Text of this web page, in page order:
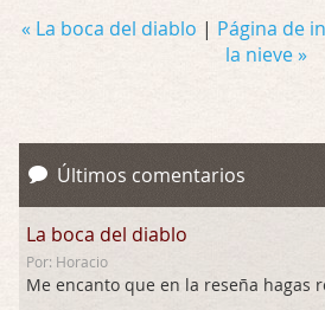
« La boca del diablo | Página de
la nieve »
Últimos comentarios
La boca del diablo
Por: Horacio